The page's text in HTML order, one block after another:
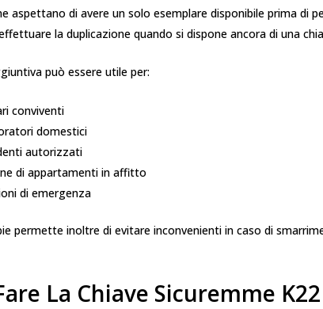
aspettano di avere un solo esemplare disponibile prima di
la duplicazione quando si dispone ancora di una
può essere utile per:
conviventi
domestici
autorizzati
di appartamenti in affitto
di emergenza
permette inoltre di evitare inconvenienti in caso di
La Chiave Sicuremme